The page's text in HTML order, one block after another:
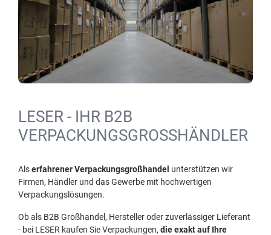
LESER - IHR B2B
VERPACKUNGSGROSSHÄNDLER
Alserfahrener Verpackungsgroßhandel unterstützen wir
Firmen, Händler und das Gewerbe mit hochwertigen
Verpackungslösungen.
Ob als B2B Großhandel, Hersteller oder zuverlässiger Lieferant
- bei LESER kaufen Sie Verpackungen, die exakt auf Ihre